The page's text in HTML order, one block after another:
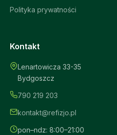
Polityka prywatności
Kontakt
Lenartowicza 33-35
Bydgoszcz
790 219 203
kontakt@refizjo.pl
pon–ndz: 8:00–21:00